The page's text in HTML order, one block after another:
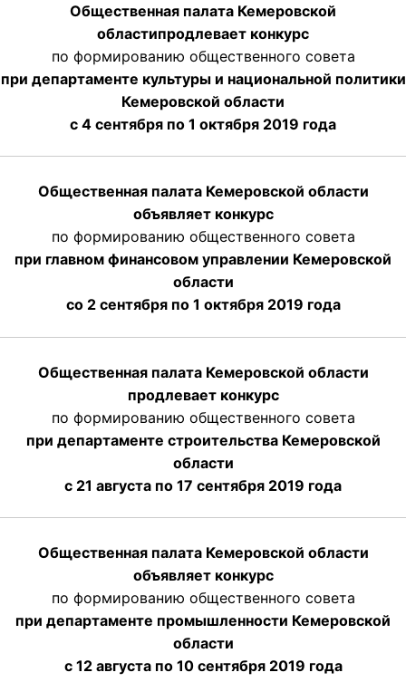
Общественная палата Кемеровской
областипродлевает конкурс
по формированию общественного совета
при департаменте культуры и национальной политики
Кемеровской области
с 4 сентября по 1 октября 2019 года
Общественная палата Кемеровской области
объявляет конкурс
по формированию общественного совета
при главном финансовом управлении Кемеровской
области
со 2 сентября по 1 октября 2019 года
Общественная палата Кемеровской области
продлевает конкурс
по формированию общественного совета
при департаменте строительства Кемеровской
области
с 21 августа по 17 сентября 2019 года
Общественная палата Кемеровской области
объявляет конкурс
по формированию общественного совета
при департаменте промышленности Кемеровской
области
с 12 августа по 10 сентября 2019 года